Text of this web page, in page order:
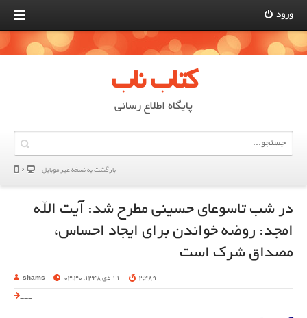
ورود
کتاب ناب
پایگاه اطلاع رسانی
بازگشت به نسخه غير موبایل
در شب تاسوعای حسینی مطرح شد: آیت الله
امجد: روضه خواندن برای ایجاد احساس،
مصداق شرک است
shams 11 دی 1348, 03:30 3,489
---